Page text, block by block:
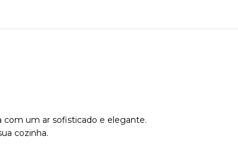
com um ar sofisticado e elegante.
cozinha.